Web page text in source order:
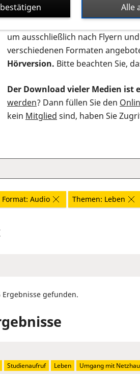
Auf dieser Seite finden Sie
um ausschließlich nach Flyern
verschiedenen Formaten
Hörversion. Bitte beachten Sie,
Der Download vieler Medien ist
werden? Dann füllen Sie den
kein Mitglied sind, haben Sie
Format: Audio Themen: Leben
Ergebnisse gefunden.
Studienaufruf Leben Umgang mit
Alle